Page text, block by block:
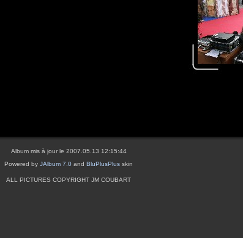
Album mis à jour le 2007.05.13 12:15:44
Powered by JAlbum 7.0 and BluPlusPlus skin
ALL PICTURES COPYRIGHT JM COUBART